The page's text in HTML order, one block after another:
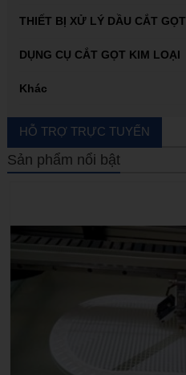
Máy tiện gỗ CNC
Carbide end mill
THIẾT BỊ XỬ LÝ DẦU CẮT GỌT
Thiết bị xử lý dung dịch tưới nguội
Thiết bị xử lý mạt sắt bùn lắng
DỤNG CỤ CẮT GỌT KIM LOẠI
Automatic lathes
Boring bar
Carbide end mill
Hand tools
Khác
HỖ TRỢ TRỰC TUYẾN
Sản phẩm nổi bật